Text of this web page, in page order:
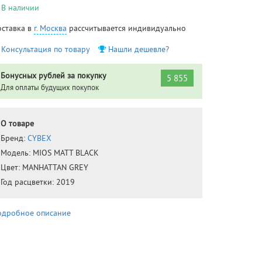
наличии
в г. Москва рассчитывается индивидуально
по товару
Нашли дешевле?
Бонусных рублей за покупку
Для оплаты будущих покупок
5 855
О товаре
Бренд: CYBEX
Модель: MIOS MATT BLACK
Цвет: MANHATTAN GREY
Год расцветки: 2019
описание